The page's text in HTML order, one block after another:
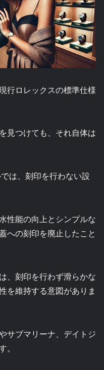
行ロレックスの標準仕様
見つけても、それ自体は
は、刻印を行わない設
性能の向上とシンプルな
への刻印を廃止したこと
、刻印を行わず滑らかな
を維持する意図がありま
サブマリーナ、デイトジ